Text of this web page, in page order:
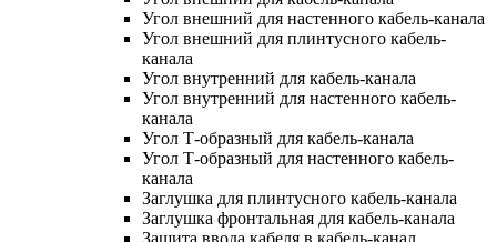
Угол внешний для настенного кабель-канала
Угол внешний для плинтусного кабель-
канала
Угол внутренний для кабель-канала
Угол внутренний для настенного кабель-
канала
Угол Т-образный для кабель-канала
Угол Т-образный для настенного кабель-
канала
Заглушка для плинтусного кабель-канала
Заглушка фронтальная для кабель-канала
Защита ввода кабеля в кабель-канал